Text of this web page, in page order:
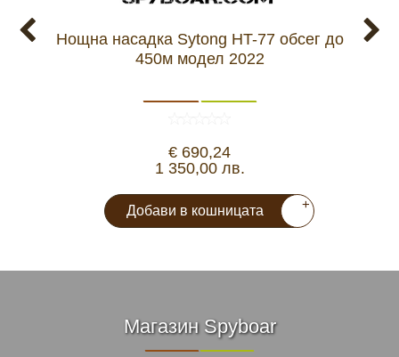
Нощна насадка Sytong HT-77 обсег до
450м модел 2022
€ 690,24
1 350,00 лв.
Добави в кошницата +
Магазин Spyboar